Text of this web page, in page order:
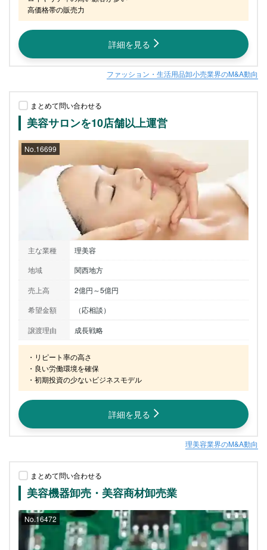
高価格帯の販売力
詳細を見る
ファッション・生活用品卸小売業界のM&A動向
まとめて問い合わせる
美容サロンを10店舗以上運営
No.16699
主な業種
理美容
地域
関西地方
売上高
2億円～5億円
希望金額
（応相談）
譲渡理由
成長戦略
・リピート率の高さ
・良い労働環境を確保
・初期投資の少ないビジネスモデル
詳細を見る
理美容業界のM&A動向
まとめて問い合わせる
美容機器卸売・美容商材卸売業
No.16472